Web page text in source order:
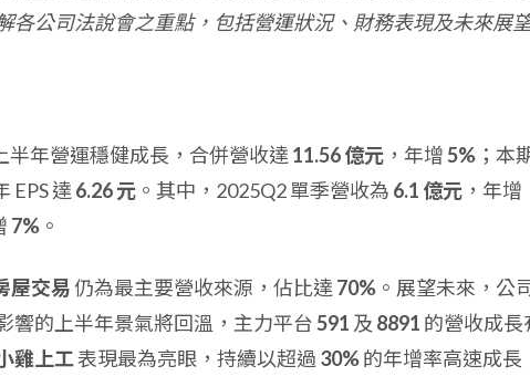
各公司法說會之重點，包括營運狀況、財務表現及未來展
半年營運穩健成長，合併營收達 11.56 億元 ，年增5% ；本
EPS 達 6.26 元 。其中，2025Q2 單季營收為 6.1 億元 ，年增
7% 。
屋交易仍為最主要營收來源，佔比達 70% 。展望未來，公
響的上半年景氣將回溫，主力平台591 及 8891 的營收成長
雞上工表現最為亮眼，持續以超過 30%的年增率高速成長